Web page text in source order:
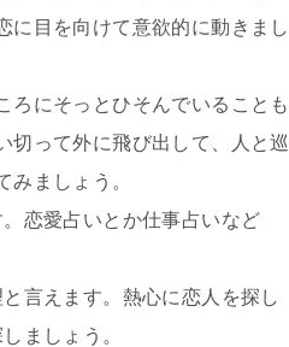
に目を向けて意欲的に動きまし
ろにそっとひそんでいることも
切って外に飛び出して、人と巡
みましょう。
恋愛占いとか仕事占いなど
言えます。熱心に恋人を探し
ましょう。